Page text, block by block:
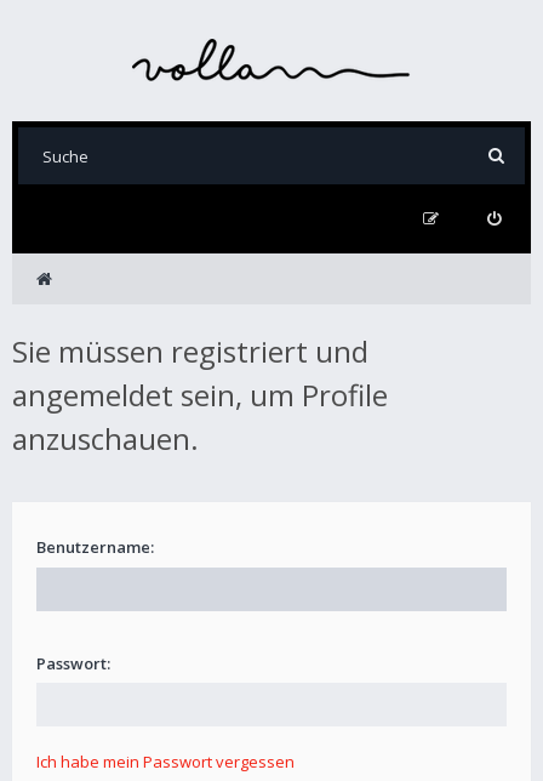
Sie müssen registriert und
angemeldet sein, um Profile
anzuschauen.
Benutzername:
Passwort:
Ich habe mein Passwort vergessen